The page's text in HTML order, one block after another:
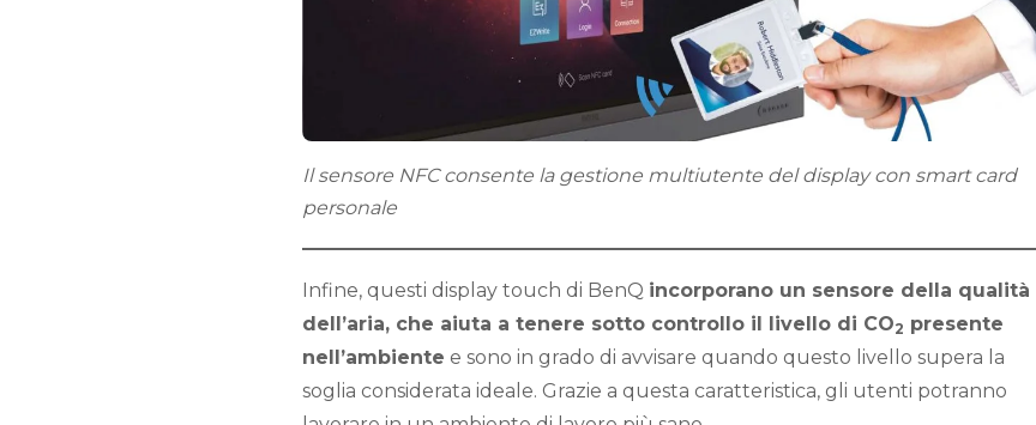
Il sensore NFC consente la gestione multiutente del display con smart card
personale
Infine, questi display touch di BenQ incorporano un sensore della qualità
dell’aria, che aiuta a tenere sotto controllo il livello di CO2 presente
nell’ambiente e sono in grado di avvisare quando questo livello supera la
soglia considerata ideale. Grazie a questa caratteristica, gli utenti potranno